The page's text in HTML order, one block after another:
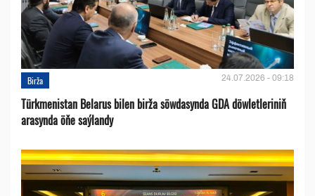
Birža 24.07.2026 - 09:18
Türkmenistan Belarus bilen birža söwdasynda GDA döwletleriniň
arasynda öňe saýlandy